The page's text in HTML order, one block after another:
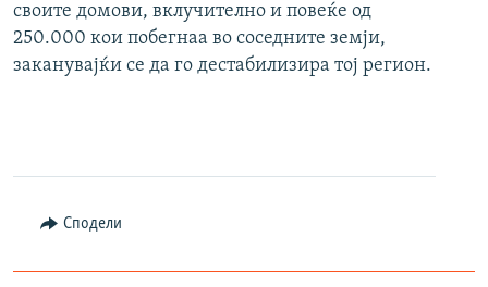
своите домови, вклучително и повеќе од
250.000 кои побегнаа во соседните земји,
заканувајќи се да го дестабилизира тој регион.
Сподели